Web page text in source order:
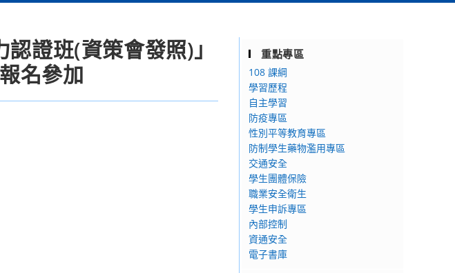
證班(資策會發照)」
名參加
重點專區
108 課綱
學習歷程
自主學習
防疫專區
性別平等教育專區
防制學生藥物濫用專區
交通安全
學生團體保險
職業安全衛生
學生申訴專區
內部控制
資通安全
電子書庫